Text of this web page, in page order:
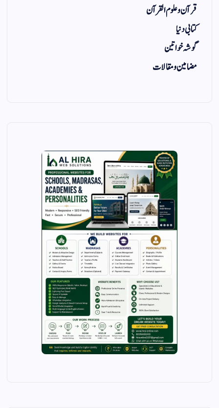
قرآن و علوم القرآن
کتابی دنیا
گوشہ خواتین
مضامین و مقالات